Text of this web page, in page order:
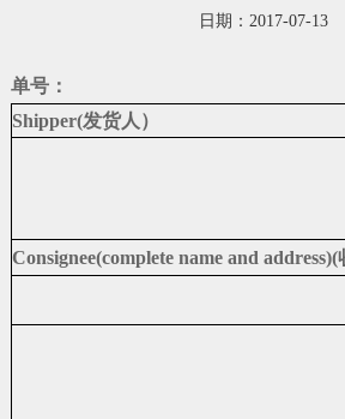
日期：2017-
单号：
Shipper(发货人）
Consignee(complete name and address)(